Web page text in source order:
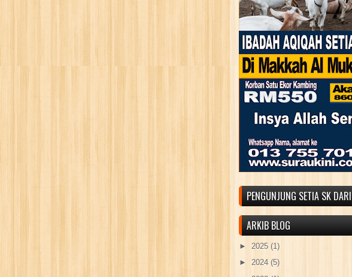
PENGUNJUNG SETIA SK DARI
ARKIB BLOG
► 2025 (1)
► 2024 (5)